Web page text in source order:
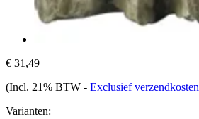
€ 31,49
(Incl. 21% BTW - Exclusief verzendkosten
Varianten: